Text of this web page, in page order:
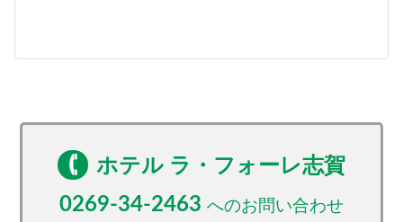
ホテル ラ・フォーレ志賀
0269-34-2463